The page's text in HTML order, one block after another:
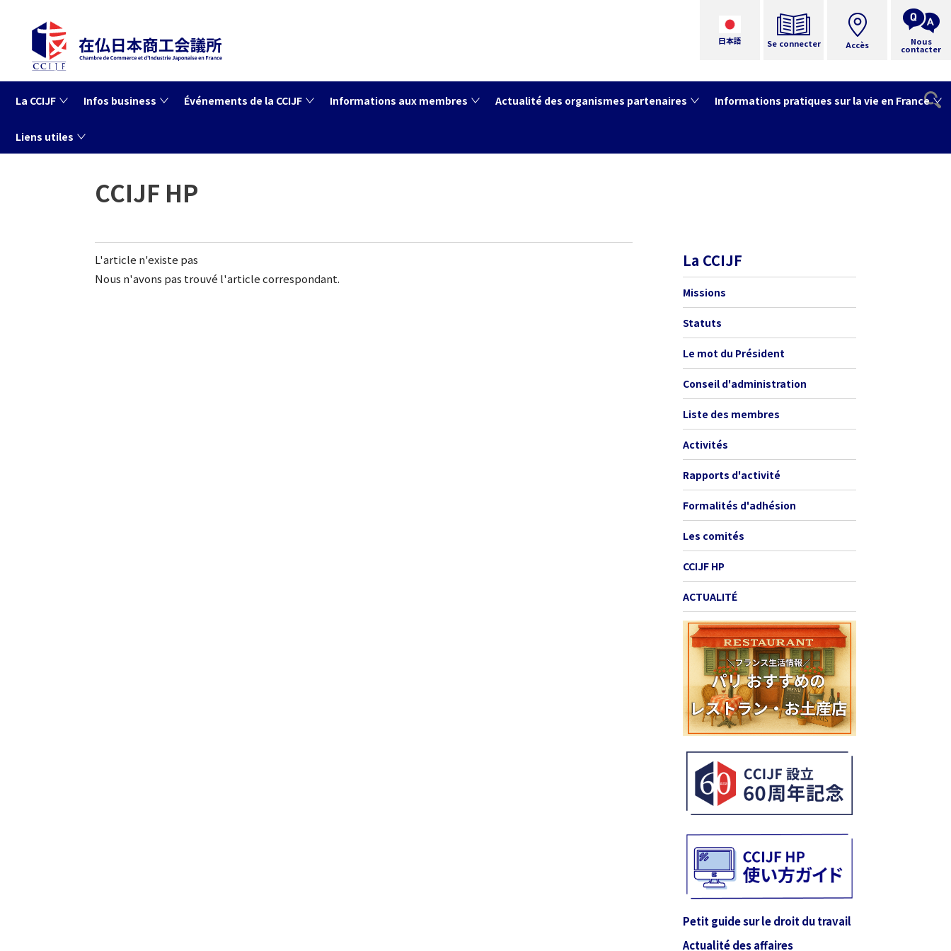
日本語 Se connecter
La CCIJF Infos business Événements de la CCIJF Informations aux membres Actualité des organismes partenaires Informations pratiques sur la vie en France
Liens utiles
Accès Nous
contacter
CCIJF HP
L'article n'existe pas
Nous n'avons pas trouvé l'article correspondant.
La CCIJF
Missions
Statuts
Le mot du Président
Conseil d'administration
Liste des membres
Activités
Rapports d'activité
Formalités d'adhésion
Les comités
CCIJF HP
ACTUALITÉ
Petit guide sur le droit du travail
Actualité des affaires